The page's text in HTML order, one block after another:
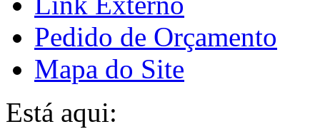
Pedido de Orçamento
Mapa do Site
Está aqui: